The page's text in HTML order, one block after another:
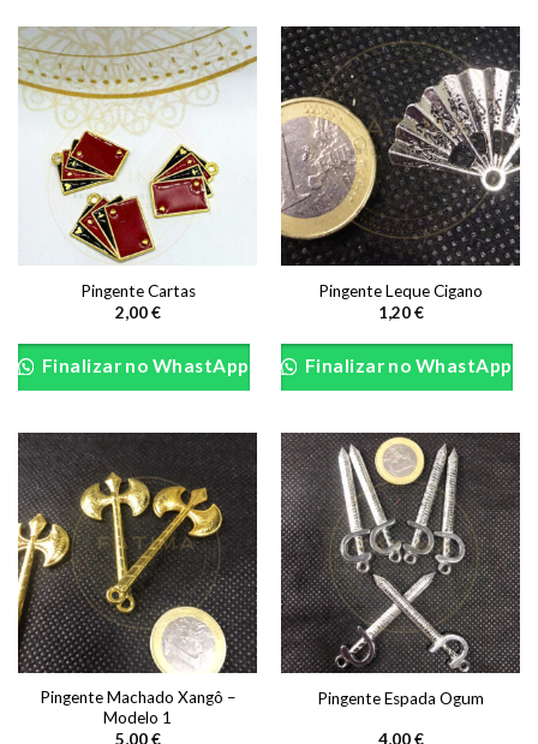
Pingente Cartas
2,00€
product
variants.
The
options
may
be
chosen
on
the
product
page
Finalizar no WhastApp
Pingente Leque Cigano
1,20€
Finalizar no WhastApp
Pingente Machado Xangô –
Modelo 1
5,00€
Pingente Espada Ogum
4,00€